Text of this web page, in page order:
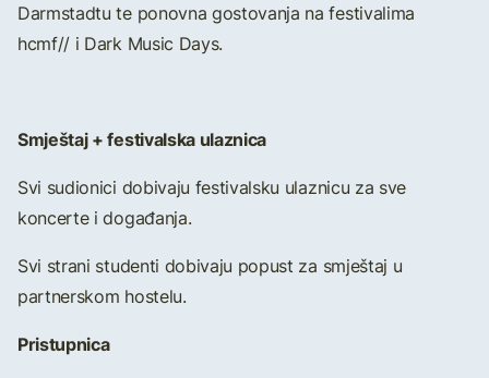
Darmstadtu te ponovna gostovanja na festivalima
hcmf// i Dark Music Days.
Smještaj + festivalska ulaznica
Svi sudionici dobivaju festivalsku ulaznicu za sve
koncerte i događanja.
Svi strani studenti dobivaju popust za smještaj u
partnerskom hostelu.
Pristupnica